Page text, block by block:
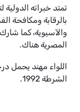
تمتد خبراته
بالرقابة ومكافحة
والآسيوية، كما
المصرية هناك.
اللواء مهند يحمل
الشرطة 1992.